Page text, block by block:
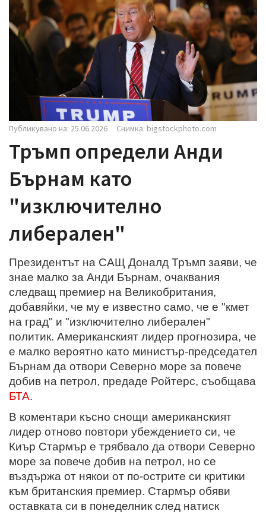
g
a
Публикувано на: 25.06.2026 Снимка: bigstockphoto.com
Тръмп определи Анди
Бърнам като
"изключително
либерален"
Президентът на САЩ Доналд Тръмп заяви, че
знае малко за Анди Бърнам, очаквания
следващ премиер на Великобритания,
добавяйки, че му е известно само, че е "кмет
на град" и "изключително либерален"
политик. Американският лидер прогнозира, че
е малко вероятно като министър-председател
Бърнам да отвори Северно море за повече
добив на петрол, предаде Ройтерс, съобщава
БТА.
В коментари късно снощи американският
лидер отново повтори убеждението си, че
Киър Стармър е трябвало да отвори Северно
море за повече добив на петрол, но се
въздържа от някои от по-острите си критики
към британския премиер. Стармър обяви
оставката си в понеделник след натиск